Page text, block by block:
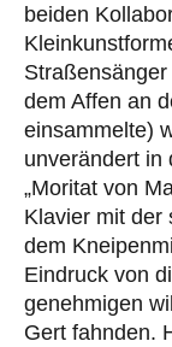
beiden
dem Affen an
einsammelte)
unverändert in
„Moritat von
Klavier mit der
dem
Eindruck von
genehmigen
Gert fahnden.